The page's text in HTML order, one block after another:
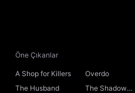
23. Bölüm
Öne Çıkanlar
A Shop for Killers Overdo
The Husband
The Shadow